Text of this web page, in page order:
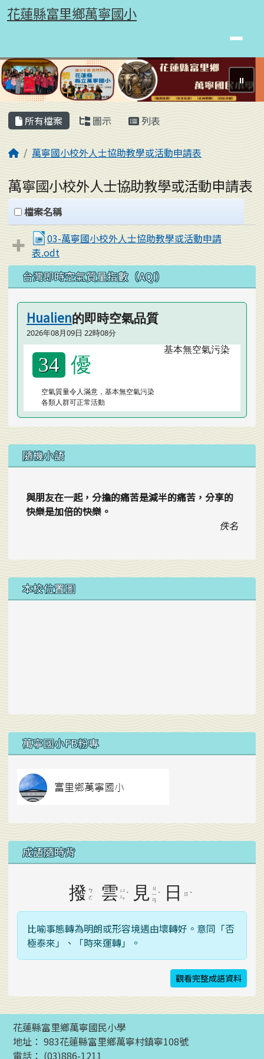
跳至主內容區
花蓮縣富里鄉萬寧國小
花蓮縣富里鄉萬寧國小
⏸
主內容區域
所有檔案 圖示 列表
回首頁萬寧國小校外人士協助教學或活動申請表
萬寧國小校外人士協助教學或活動申請表
clickAll
檔案名稱
03-萬寧國小校外人士協助教學或活動申請
表.odt
左邊區域內容
台灣即時空氣質量指數（AQI）
Hualien的即時空氣品質
2026年08月09日 22時08分
34 優
空氣質量令人滿意，基本無空氣污染
各類人群可正常活動
隨機小語
與朋友在一起，分擔的痛苦是減半的痛苦，分享的
快樂是加倍的快樂。
佚名
本校位置圖
右邊區域內容
萬寧國小FB粉專
成語隨時背
撥 ㄅ
ㄛ
雲 ㄩ
ㄣ ˊ 見 ㄐ
ㄧ
ㄢ
ˋ 日 ㄖ ˋ
比喻事態轉為明朗或形容境遇由壞轉好。意同「否
極泰來」、「時來運轉」。
觀看完整成語資料
頁尾區域
花蓮縣富里鄉萬寧國民小學
地址： 983花蓮縣富里鄉萬寧村鎮寧108號
電話： (03)886-1211